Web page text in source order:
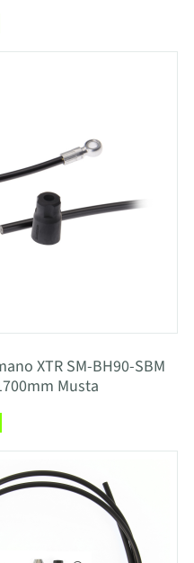
XTR SM-BH90-SBM
Musta